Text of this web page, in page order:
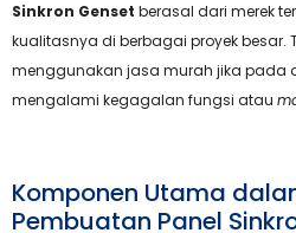
Sinkron Genset berasal dari merek
kualitasnya di berbagai proyek
menggunakan jasa murah jika pada
mengalami kegagalan fungsi atau
Komponen Utama
Pembuatan Panel